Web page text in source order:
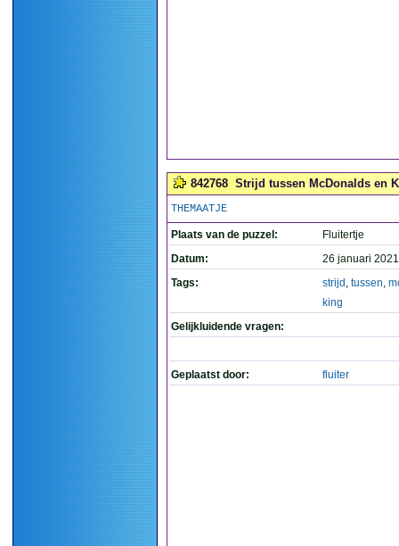
842768 Strijd tussen McDonalds en
THEMAATJE
Plaats van de puzzel:
Fluitertje
Datum:
26 januari
Tags:
strijd , tussen,
king
Gelijkluidende vragen:
Geplaatst door: fluiter